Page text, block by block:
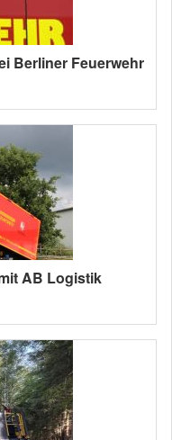
Berliner Feuerwehr
AB Logistik